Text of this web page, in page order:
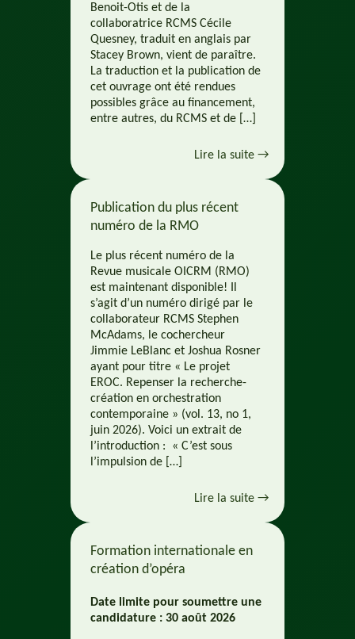
Benoit-Otis et de la
collaboratrice RCMS Cécile
Quesney, traduit en anglais par
Stacey Brown, vient de paraître.
La traduction et la publication de
cet ouvrage ont été rendues
possibles grâce au financement,
entre autres, du RCMS et de […]
Lire la suite →
Publication du plus récent
numéro de la RMO
Le plus récent numéro de la
Revue musicale OICRM (RMO)
est maintenant disponible! Il
s’agit d’un numéro dirigé par le
collaborateur RCMS Stephen
McAdams, le cochercheur
Jimmie LeBlanc et Joshua Rosner
ayant pour titre « Le projet
EROC. Repenser la recherche-
création en orchestration
contemporaine » (vol. 13, no 1,
juin 2026). Voici un extrait de
l’introduction : « C’est sous
l’impulsion de […]
Lire la suite →
Formation internationale en
création d’opéra
Date limite pour soumettre une
candidature : 30 août 2026